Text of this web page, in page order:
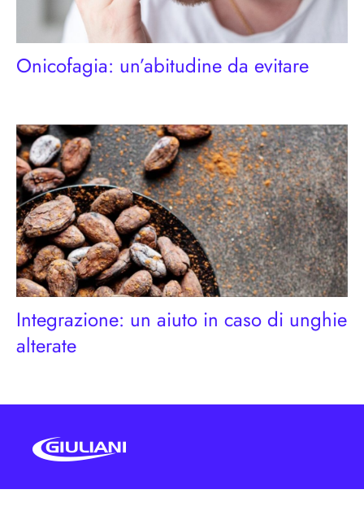
Onicofagia: un’abitudine da evitare
Integrazione: un aiuto in caso di unghie
alterate